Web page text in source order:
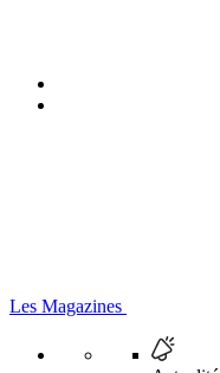
Les Magazines